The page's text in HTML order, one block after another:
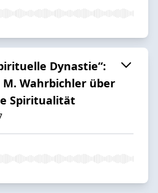
Dynastie“:
Wahrbichler über
Spiritualität